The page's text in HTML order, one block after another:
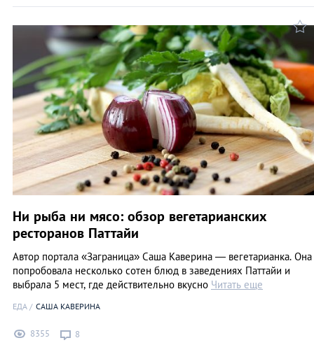
Ни рыба ни мясо: обзор вегетарианских
ресторанов Паттайи
Автор портала «Заграница» Саша Каверина — вегетарианка. Она
попробовала несколько сотен блюд в заведениях Паттайи и
выбрала 5 мест, где действительно вкусно Читать еще
ЕДА САША КАВЕРИНА
8355 8